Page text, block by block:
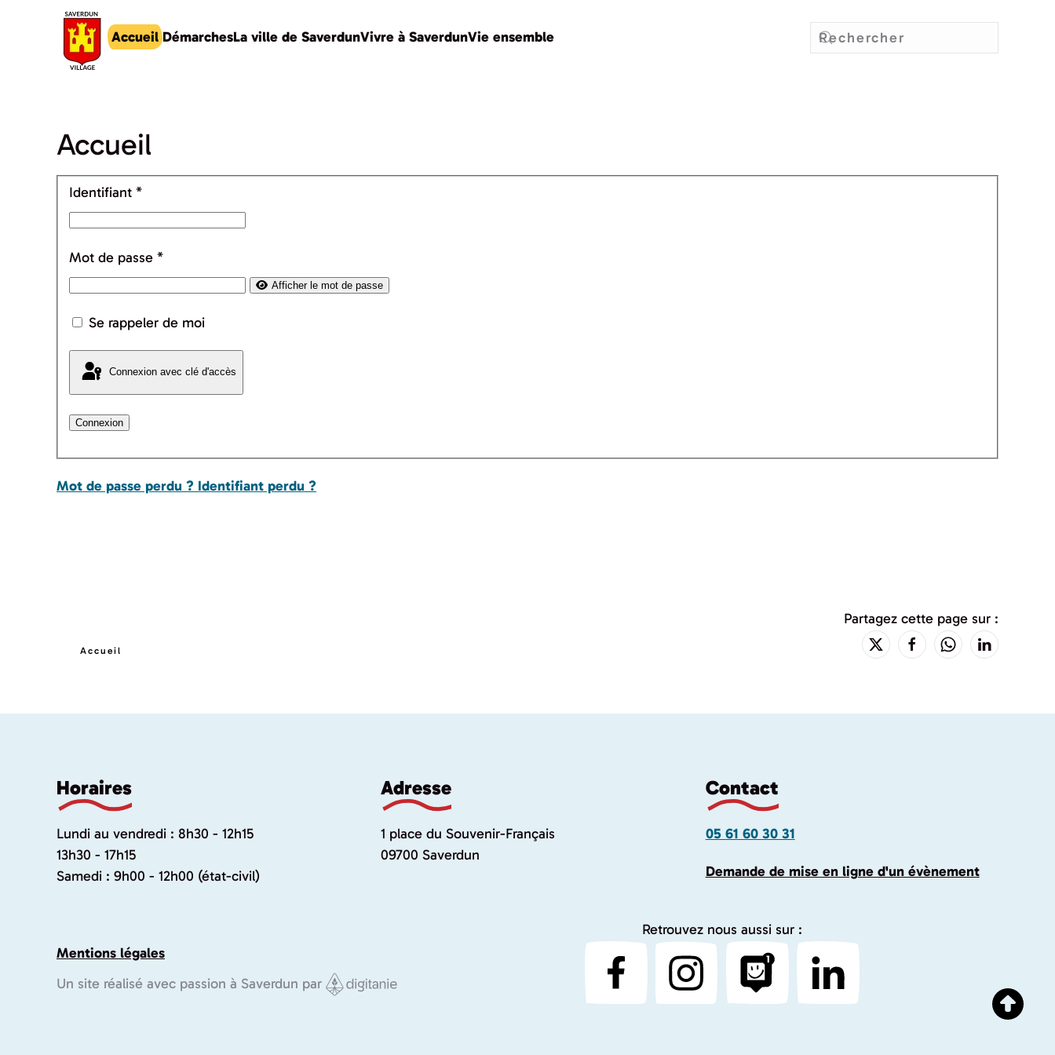
Accéder au contenu principal
Accueil DémarchesLa ville de SaverdunVivre à SaverdunVie ensemble
Accueil
Identifiant*
Mot de passe*
Afficher le mot de passe
Se rappeler de moi
Connexion avec clé d'accès
Connexion
Mot de passe perdu ? Identifiant perdu ?
Accueil
Partagez cette page sur :
Horaires
Lundi au vendredi : 8h30 - 12h15
13h30 - 17h15
Samedi : 9h00 - 12h00 (état-civil)
Adresse
1 place du Souvenir-Français
09700 Saverdun
Contact
05 61 60 30 31
Demande de mise en ligne d'un évènement
Mentions légales
Un site réalisé avec passion à Saverdun par
Retrouvez nous aussi sur :